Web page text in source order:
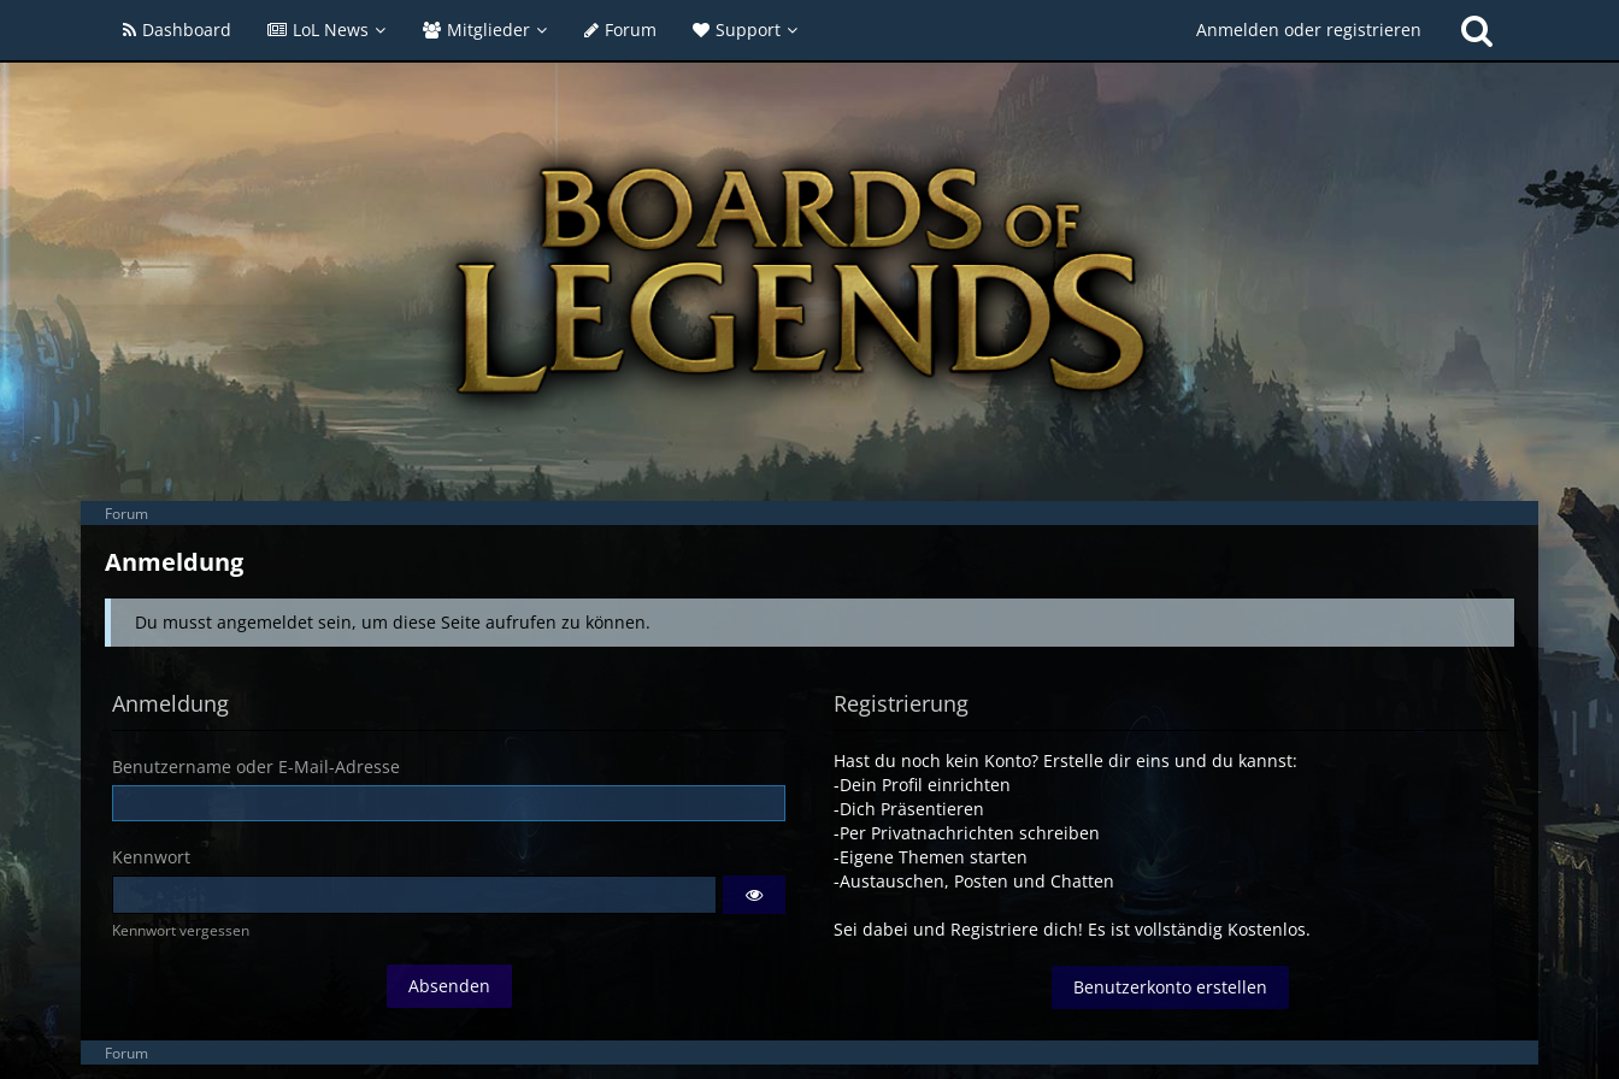
Dashboard LoL News Mitglieder Forum Support Anmelden oder registrieren
Forum
Forum
Anmeldung
Du musst angemeldet sein, um diese Seite aufrufen zu können.
Anmeldung
Benutzername oder E-Mail-Adresse
Kennwort
Kennwort vergessen
Registrierung
Hast du noch kein Konto? Erstelle dir eins und du kannst:
-Dein Profil einrichten
-Dich Präsentieren
-Per Privatnachrichten schreiben
-Eigene Themen starten
-Austauschen, Posten und Chatten
Sei dabei und Registriere dich! Es ist vollständig Kostenlos.
Benutzerkonto erstellen